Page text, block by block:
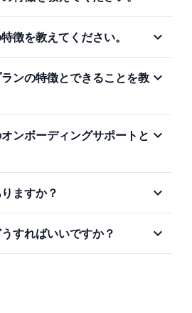
を超えて追跡をご希望の場合
できます。詳しくはお問い合わ
います。
：
1〜2部門での利用
ーム体制にフィットする運用ス
徴を教えてください。 expand_more
管理やカスタムフィールドによ
役割分担・情報共有が可能で
：
数の部署で情報を共有しながら
内容ごと」に表示項目や権限を
ンの特徴とできることを教expand_more
ても柔軟にご相談いただけま
：
数千件の追跡をする大規模利
期ログ保管など、セキュリティ
ンボーディングサポートと expand_more
打合せ（最大60分）をご提供
方、CSV項目の確認など、導
ますか？ expand_more
すればいいですか？ expand_more